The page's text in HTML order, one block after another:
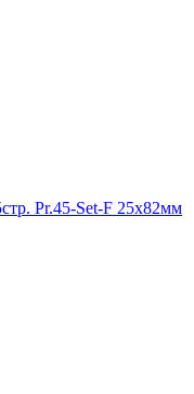
Pr.45-Set-F 25х82мм